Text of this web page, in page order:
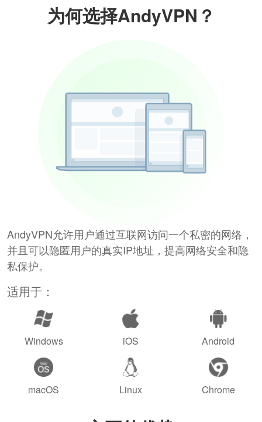
为何选择AndyVPN？
AndyVPN允许用户通过互联网访问一个私密的网络，
并且可以隐匿用户的真实IP地址，提高网络安全和隐
私保护。
适用于：
Windows iOS Android
macOS Linux Chrome